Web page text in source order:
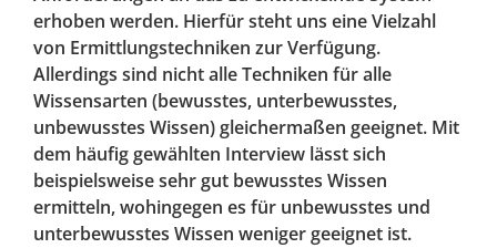
erhoben werden. Hierfür steht uns eine Vielzahl
von Ermittlungstechniken zur Verfügung.
Allerdings sind nicht alle Techniken für alle
Wissensarten (bewusstes, unterbewusstes,
unbewusstes Wissen) gleichermaßen geeignet. Mit
dem häufig gewählten Interview lässt sich
beispielsweise sehr gut bewusstes Wissen
ermitteln, wohin­gegen es für unbewusstes und
unterbewusstes Wissen weniger geeignet ist.